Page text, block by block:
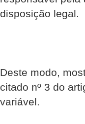
disposição legal.
Deste modo,
citado nº 3 do
variável.